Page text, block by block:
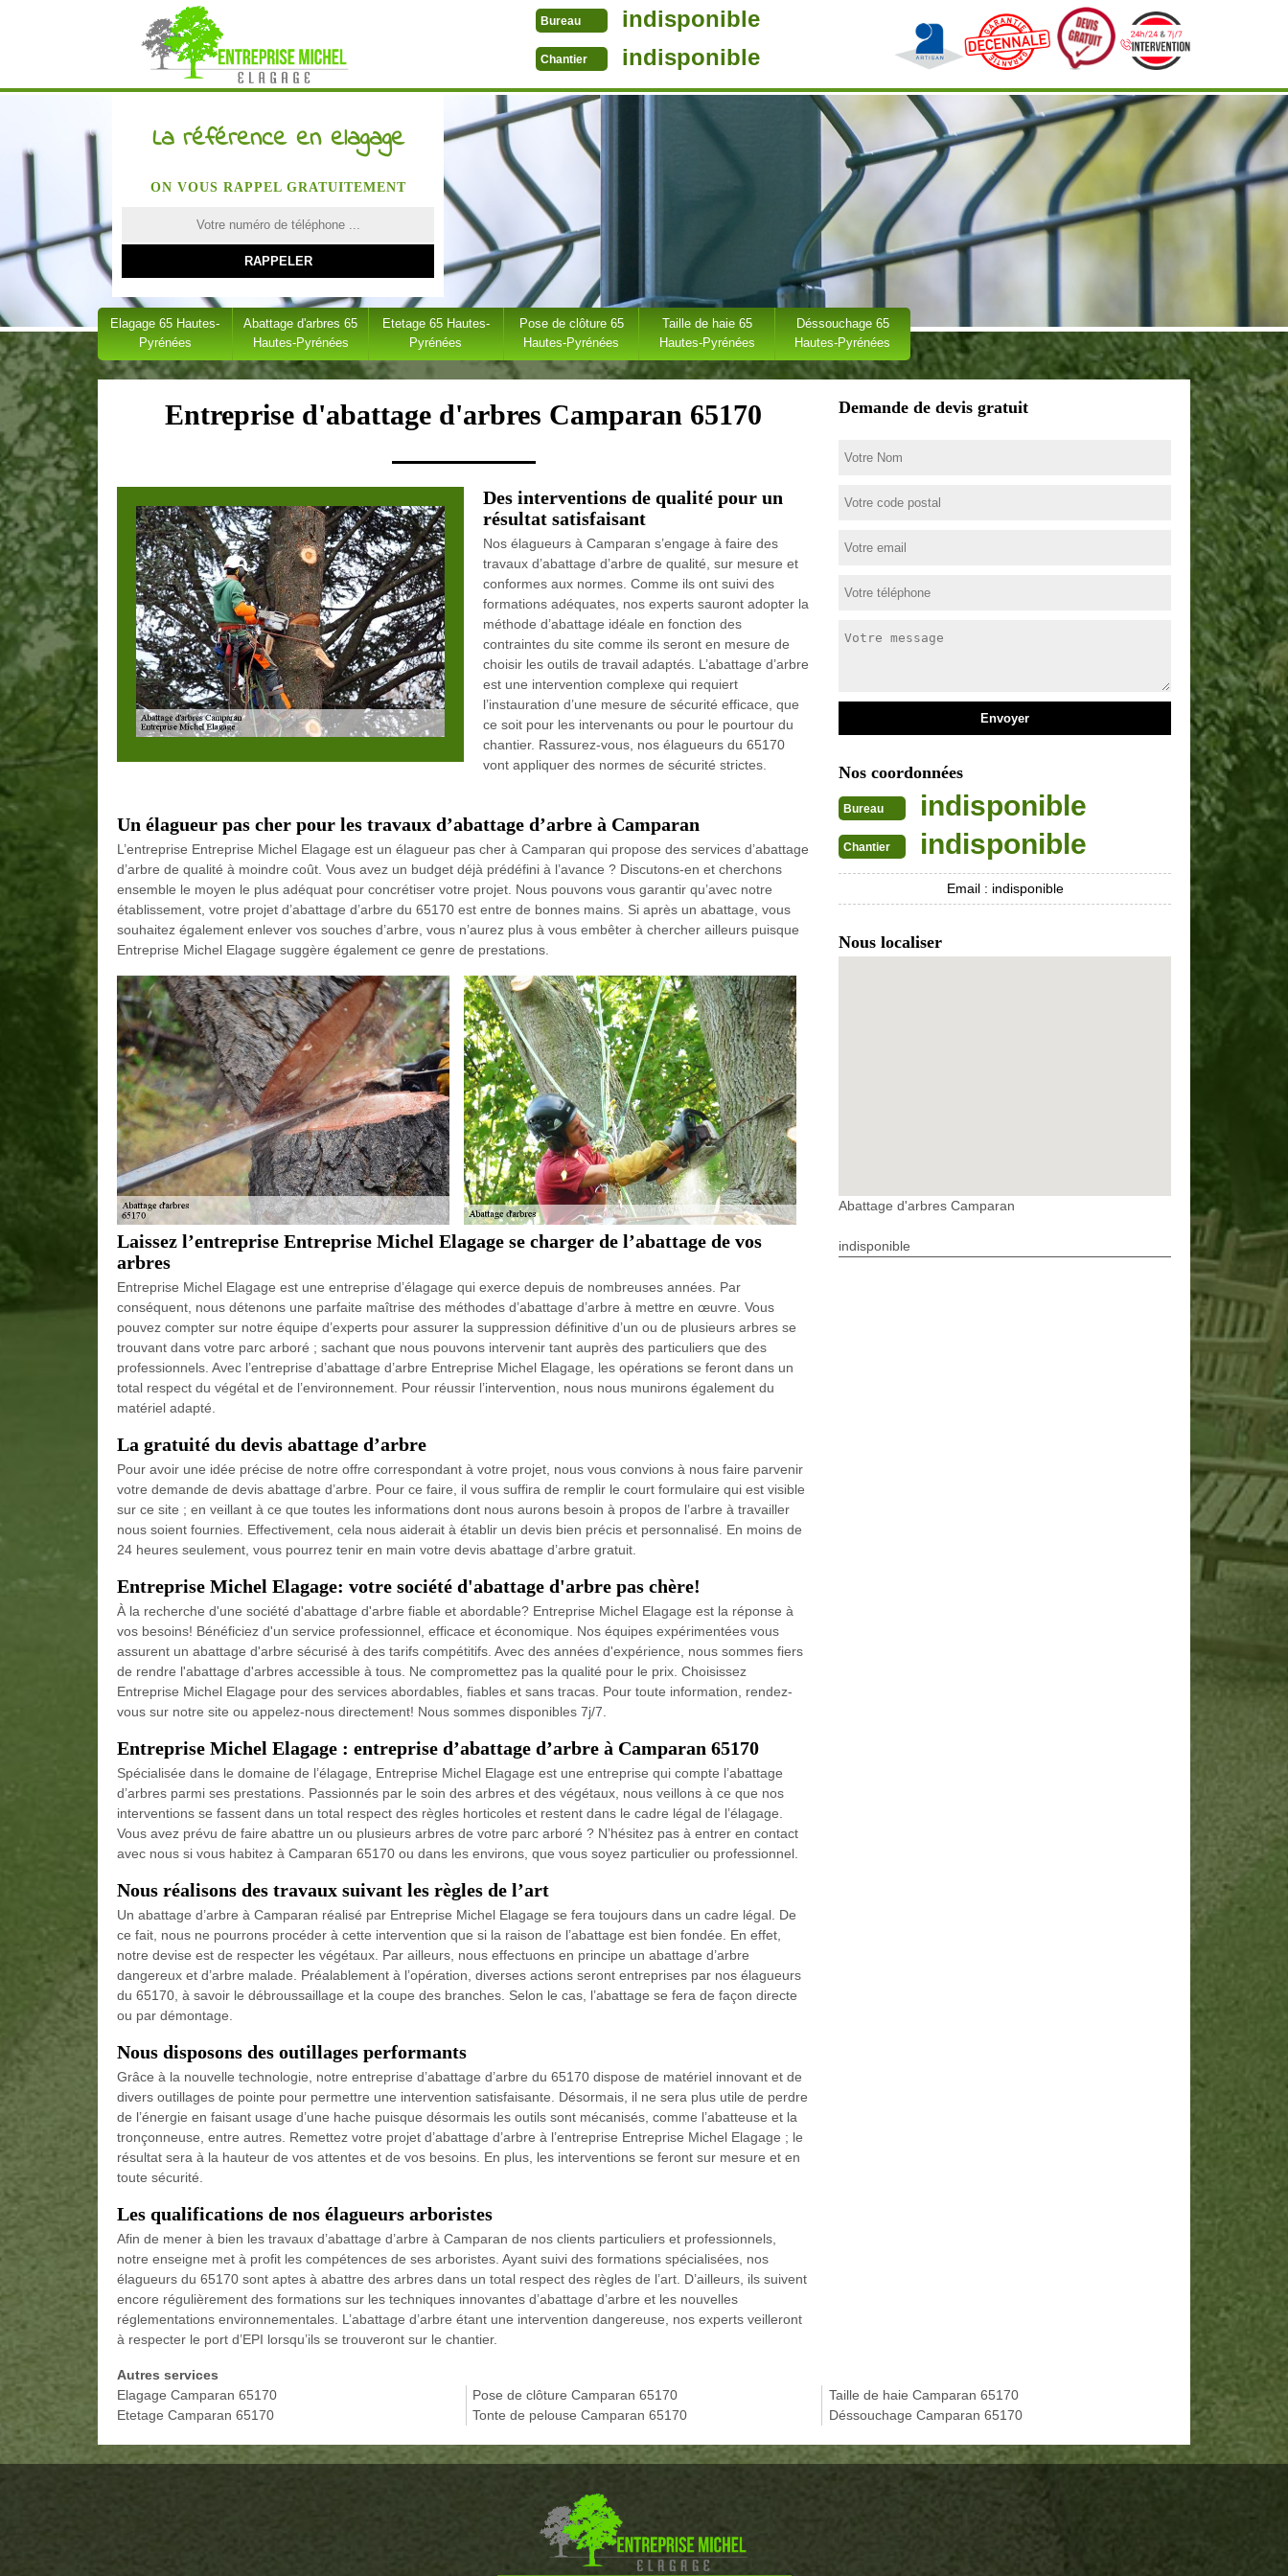
Bureau indisponible
Chantier indisponible
La référence en elagage
ON VOUS RAPPEL GRATUITEMENT
Elagage 65 Hautes-
Pyrénées
Abattage d'arbres 65
Hautes-Pyrénées
Etetage 65 Hautes-
Pyrénées
Pose de clôture 65
Hautes-Pyrénées
Taille de haie 65
Hautes-Pyrénées
Déssouchage 65
Hautes-Pyrénées
Entreprise d'abattage d'arbres Camparan 65170
Des interventions de qualité pour un
résultat satisfaisant
Nos élagueurs à Camparan s’engage à faire des
travaux d’abattage d’arbre de qualité, sur mesure et
conformes aux normes. Comme ils ont suivi des
formations adéquates, nos experts sauront adopter la
méthode d’abattage idéale en fonction des
contraintes du site comme ils seront en mesure de
choisir les outils de travail adaptés. L’abattage d’arbre
est une intervention complexe qui requiert
l’instauration d’une mesure de sécurité efficace, que
ce soit pour les intervenants ou pour le pourtour du
chantier. Rassurez-vous, nos élagueurs du 65170
vont appliquer des normes de sécurité strictes.
Un élagueur pas cher pour les travaux d’abattage d’arbre à Camparan
L’entreprise Entreprise Michel Elagage est un élagueur pas cher à Camparan qui propose des services d’abattage
d’arbre de qualité à moindre coût. Vous avez un budget déjà prédéfini à l’avance ? Discutons-en et cherchons
ensemble le moyen le plus adéquat pour concrétiser votre projet. Nous pouvons vous garantir qu’avec notre
établissement, votre projet d’abattage d’arbre du 65170 est entre de bonnes mains. Si après un abattage, vous
souhaitez également enlever vos souches d’arbre, vous n’aurez plus à vous embêter à chercher ailleurs puisque
Entreprise Michel Elagage suggère également ce genre de prestations.
Laissez l’entreprise Entreprise Michel Elagage se charger de l’abattage de vos
arbres
Entreprise Michel Elagage est une entreprise d’élagage qui exerce depuis de nombreuses années. Par
conséquent, nous détenons une parfaite maîtrise des méthodes d’abattage d’arbre à mettre en œuvre. Vous
pouvez compter sur notre équipe d’experts pour assurer la suppression définitive d’un ou de plusieurs arbres se
trouvant dans votre parc arboré ; sachant que nous pouvons intervenir tant auprès des particuliers que des
professionnels. Avec l’entreprise d’abattage d’arbre Entreprise Michel Elagage, les opérations se feront dans un
total respect du végétal et de l’environnement. Pour réussir l’intervention, nous nous munirons également du
matériel adapté.
La gratuité du devis abattage d’arbre
Pour avoir une idée précise de notre offre correspondant à votre projet, nous vous convions à nous faire parvenir
votre demande de devis abattage d’arbre. Pour ce faire, il vous suffira de remplir le court formulaire qui est visible
sur ce site ; en veillant à ce que toutes les informations dont nous aurons besoin à propos de l’arbre à travailler
nous soient fournies. Effectivement, cela nous aiderait à établir un devis bien précis et personnalisé. En moins de
24 heures seulement, vous pourrez tenir en main votre devis abattage d’arbre gratuit.
Entreprise Michel Elagage: votre société d'abattage d'arbre pas chère!
À la recherche d'une société d'abattage d'arbre fiable et abordable? Entreprise Michel Elagage est la réponse à
vos besoins! Bénéficiez d'un service professionnel, efficace et économique. Nos équipes expérimentées vous
assurent un abattage d'arbre sécurisé à des tarifs compétitifs. Avec des années d'expérience, nous sommes fiers
de rendre l'abattage d'arbres accessible à tous. Ne compromettez pas la qualité pour le prix. Choisissez
Entreprise Michel Elagage pour des services abordables, fiables et sans tracas. Pour toute information, rendez-
vous sur notre site ou appelez-nous directement! Nous sommes disponibles 7j/7.
Entreprise Michel Elagage : entreprise d’abattage d’arbre à Camparan 65170
Spécialisée dans le domaine de l’élagage, Entreprise Michel Elagage est une entreprise qui compte l’abattage
d’arbres parmi ses prestations. Passionnés par le soin des arbres et des végétaux, nous veillons à ce que nos
interventions se fassent dans un total respect des règles horticoles et restent dans le cadre légal de l’élagage.
Vous avez prévu de faire abattre un ou plusieurs arbres de votre parc arboré ? N’hésitez pas à entrer en contact
avec nous si vous habitez à Camparan 65170 ou dans les environs, que vous soyez particulier ou professionnel.
Nous réalisons des travaux suivant les règles de l’art
Un abattage d’arbre à Camparan réalisé par Entreprise Michel Elagage se fera toujours dans un cadre légal. De
ce fait, nous ne pourrons procéder à cette intervention que si la raison de l’abattage est bien fondée. En effet,
notre devise est de respecter les végétaux. Par ailleurs, nous effectuons en principe un abattage d’arbre
dangereux et d’arbre malade. Préalablement à l’opération, diverses actions seront entreprises par nos élagueurs
du 65170, à savoir le débroussaillage et la coupe des branches. Selon le cas, l’abattage se fera de façon directe
ou par démontage.
Nous disposons des outillages performants
Grâce à la nouvelle technologie, notre entreprise d’abattage d’arbre du 65170 dispose de matériel innovant et de
divers outillages de pointe pour permettre une intervention satisfaisante. Désormais, il ne sera plus utile de perdre
de l’énergie en faisant usage d’une hache puisque désormais les outils sont mécanisés, comme l’abatteuse et la
tronçonneuse, entre autres. Remettez votre projet d’abattage d’arbre à l’entreprise Entreprise Michel Elagage ; le
résultat sera à la hauteur de vos attentes et de vos besoins. En plus, les interventions se feront sur mesure et en
toute sécurité.
Les qualifications de nos élagueurs arboristes
Afin de mener à bien les travaux d’abattage d’arbre à Camparan de nos clients particuliers et professionnels,
notre enseigne met à profit les compétences de ses arboristes. Ayant suivi des formations spécialisées, nos
élagueurs du 65170 sont aptes à abattre des arbres dans un total respect des règles de l’art. D’ailleurs, ils suivent
encore régulièrement des formations sur les techniques innovantes d’abattage d’arbre et les nouvelles
réglementations environnementales. L’abattage d’arbre étant une intervention dangereuse, nos experts veilleront
à respecter le port d’EPI lorsqu’ils se trouveront sur le chantier.
Demande de devis gratuit
Nos coordonnées
Bureau indisponible
Chantier indisponible
Email : indisponible
Nous localiser
Abattage d'arbres Camparan
indisponible
Autres services
Elagage Camparan 65170
Etetage Camparan 65170
Pose de clôture Camparan 65170
Tonte de pelouse Camparan 65170
Taille de haie Camparan 65170
Déssouchage Camparan 65170